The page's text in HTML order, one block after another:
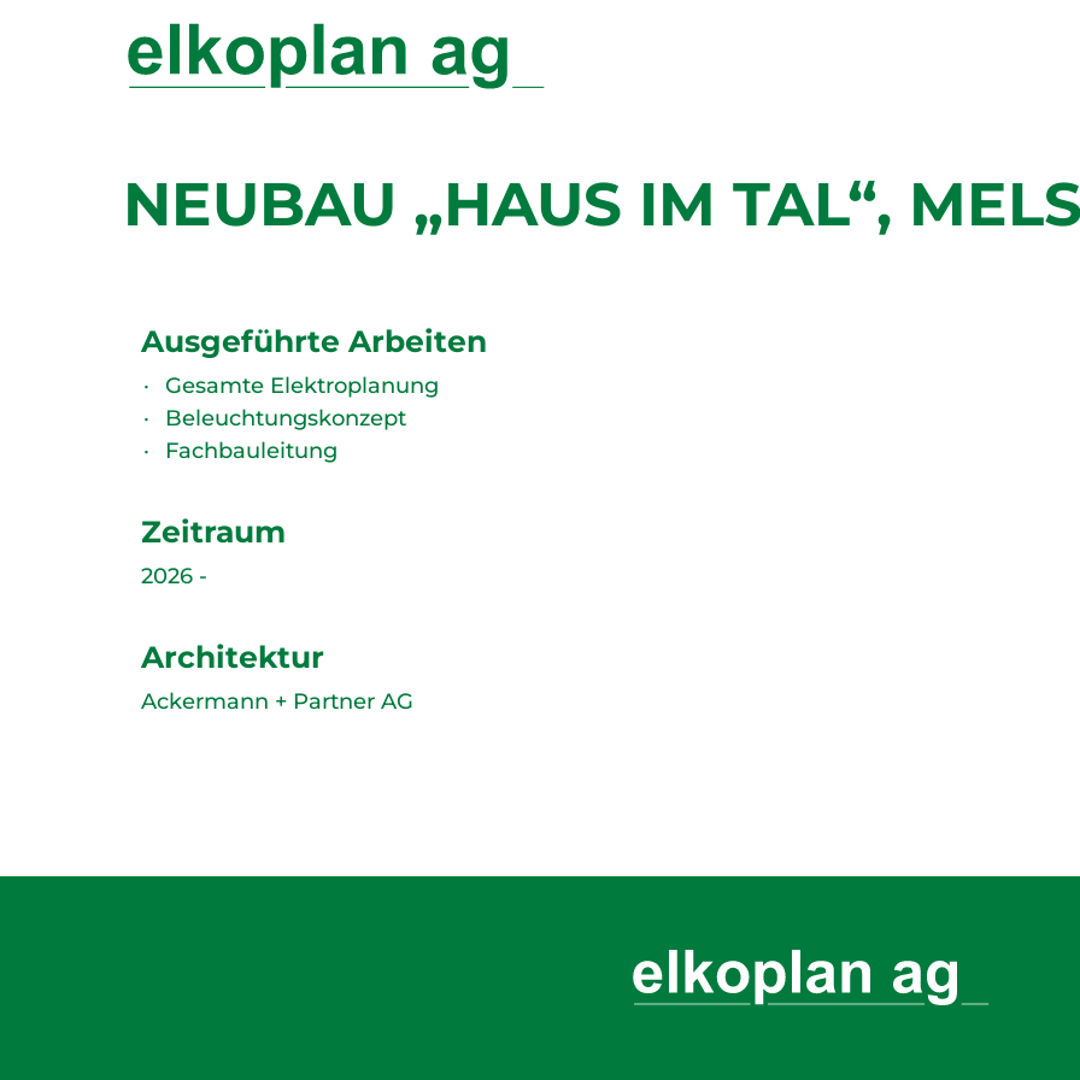
NEUBAU „HAUS IM TAL“,
Ausgeführte Arbeiten
Gesamte Elektroplanung
Beleuchtungskonzept
Fachbauleitung
Zeitraum
2026 -
Architektur
Ackermann + Partner AG